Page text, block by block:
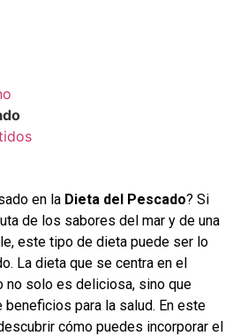
en la Dieta del Pescado? Si
de los sabores del mar y de una
este tipo de dieta puede ser lo
La dieta que se centra en el
no solo es deliciosa, sino que
para la salud. En este
cómo puedes incorporar el